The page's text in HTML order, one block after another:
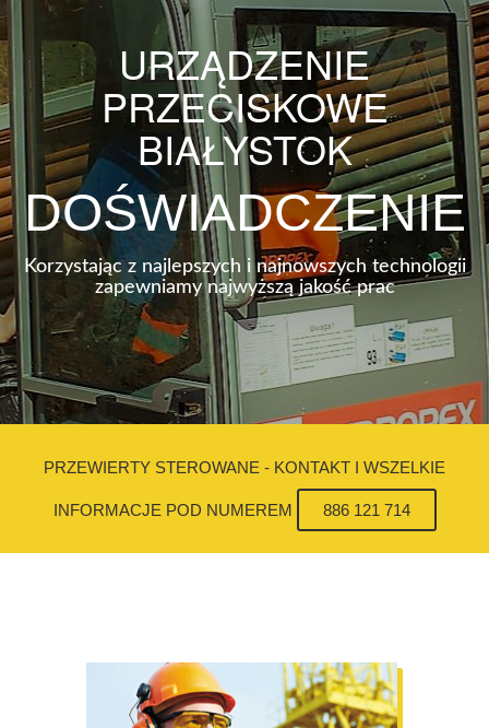
URZĄDZENIE
PRZECISKOWE
BIAŁYSTOK
DOŚWIADCZENIE
Korzystając z najlepszych i najnowszych technologii
zapewniamy najwyższą jakość prac
PRZEWIERTY STEROWANE - KONTAKT I WSZELKIE
INFORMACJE POD NUMEREM 886 121 714